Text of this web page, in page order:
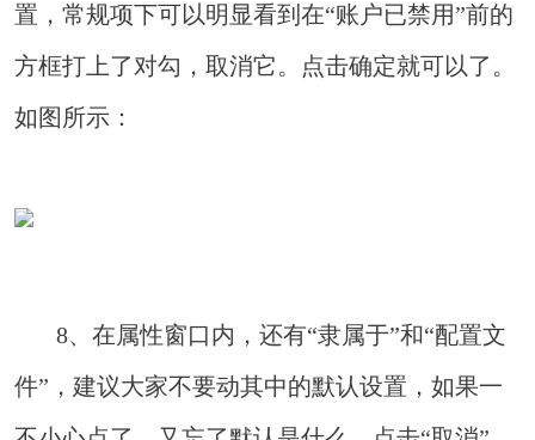
置，常规项下可以明显看到在“账户已禁用”前的
方框打上了对勾，取消它。点击确定就可以了。
如图所示：
8、在属性窗口内，还有“隶属于”和“配置文
件”，建议大家不要动其中的默认设置，如果一